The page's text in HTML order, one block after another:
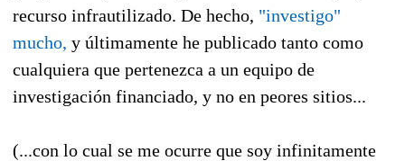
recurso infrautilizado. De hecho, "investigo"
mucho, y últimamente he publicado tanto como
cualquiera que pertenezca a un equipo de
investigación financiado, y no en peores sitios...
(...con lo cual se me ocurre que soy infinitamente